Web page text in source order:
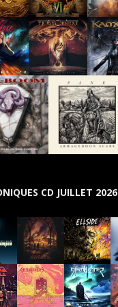
CD JUILLET 2026